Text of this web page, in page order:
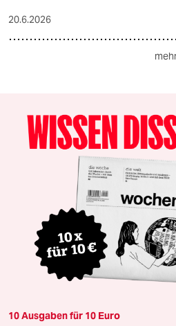
20.6.2026
10 Ausgaben für 10 Euro